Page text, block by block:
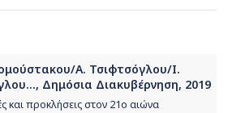
Α. Τσιφτσόγλου/Ι.
Δημόσια Διακυβέρνηση, 2019
και προκλήσεις στον 21ο αιώνα